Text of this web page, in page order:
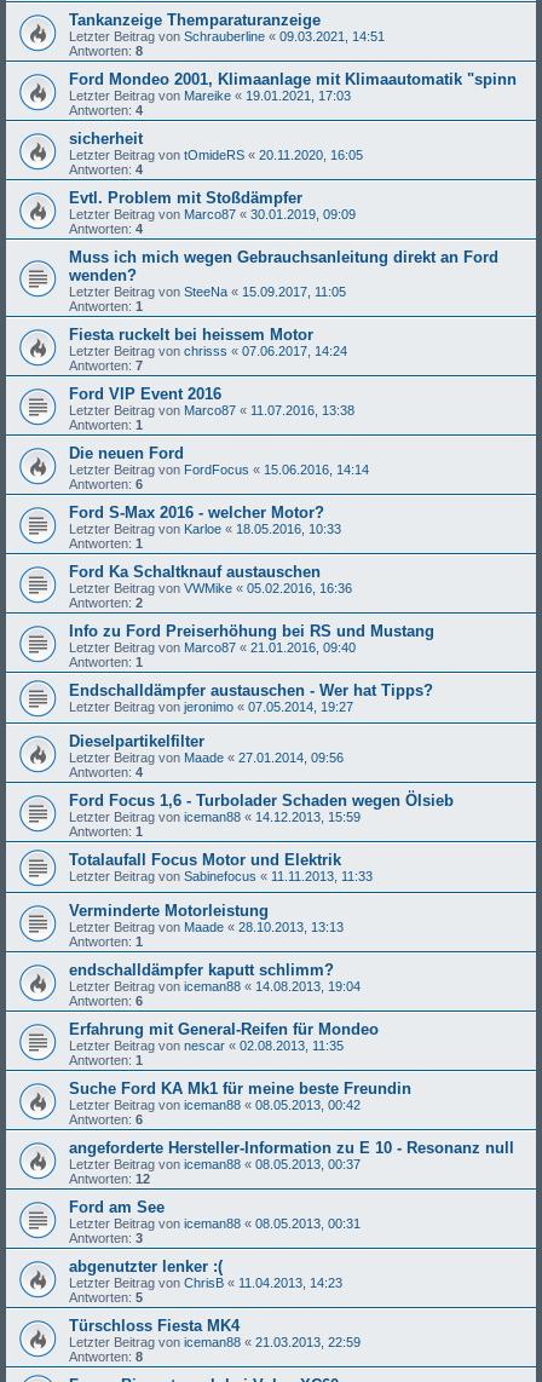
Tankanzeige Themparaturanzeige
Letzter Beitrag von Schrauberline « 09.03.2021, 14:51
Antworten: 8
Ford Mondeo 2001, Klimaanlage mit Klimaautomatik "spinn
Letzter Beitrag von Mareike « 19.01.2021, 17:03
Antworten: 4
sicherheit
Letzter Beitrag von tOmideRS « 20.11.2020, 16:05
Antworten: 4
Evtl. Problem mit Stoßdämpfer
Letzter Beitrag von Marco87 « 30.01.2019, 09:09
Antworten: 4
Muss ich mich wegen Gebrauchsanleitung direkt an Ford
wenden?
Letzter Beitrag von SteeNa « 15.09.2017, 11:05
Antworten: 1
Fiesta ruckelt bei heissem Motor
Letzter Beitrag von chrisss « 07.06.2017, 14:24
Antworten: 7
Ford VIP Event 2016
Letzter Beitrag von Marco87 « 11.07.2016, 13:38
Antworten: 1
Die neuen Ford
Letzter Beitrag von FordFocus « 15.06.2016, 14:14
Antworten: 6
Ford S-Max 2016 - welcher Motor?
Letzter Beitrag von Karloe « 18.05.2016, 10:33
Antworten: 1
Ford Ka Schaltknauf austauschen
Letzter Beitrag von VWMike « 05.02.2016, 16:36
Antworten: 2
Info zu Ford Preiserhöhung bei RS und Mustang
Letzter Beitrag von Marco87 « 21.01.2016, 09:40
Antworten: 1
Endschalldämpfer austauschen - Wer hat Tipps?
Letzter Beitrag von jeronimo « 07.05.2014, 19:27
Dieselpartikelfilter
Letzter Beitrag von Maade « 27.01.2014, 09:56
Antworten: 4
Ford Focus 1,6 - Turbolader Schaden wegen Ölsieb
Letzter Beitrag von iceman88 « 14.12.2013, 15:59
Antworten: 1
Totalaufall Focus Motor und Elektrik
Letzter Beitrag von Sabinefocus « 11.11.2013, 11:33
Verminderte Motorleistung
Letzter Beitrag von Maade « 28.10.2013, 13:13
Antworten: 1
endschalldämpfer kaputt schlimm?
Letzter Beitrag von iceman88 « 14.08.2013, 19:04
Antworten: 6
Erfahrung mit General-Reifen für Mondeo
Letzter Beitrag von nescar « 02.08.2013, 11:35
Antworten: 1
Suche Ford KA Mk1 für meine beste Freundin
Letzter Beitrag von iceman88 « 08.05.2013, 00:42
Antworten: 6
angeforderte Hersteller-Information zu E 10 - Resonanz null
Letzter Beitrag von iceman88 « 08.05.2013, 00:37
Antworten: 12
Ford am See
Letzter Beitrag von iceman88 « 08.05.2013, 00:31
Antworten: 3
abgenutzter lenker :(
Letzter Beitrag von ChrisB « 11.04.2013, 14:23
Antworten: 5
Türschloss Fiesta MK4
Letzter Beitrag von iceman88 « 21.03.2013, 22:59
Antworten: 8